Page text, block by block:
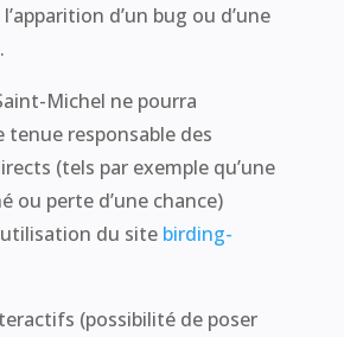
d’un bug ou d’une
Michel ne pourra
responsable des
(tels par exemple qu’une
ou perte d’une chance)
du site birding-
(possibilité de poser